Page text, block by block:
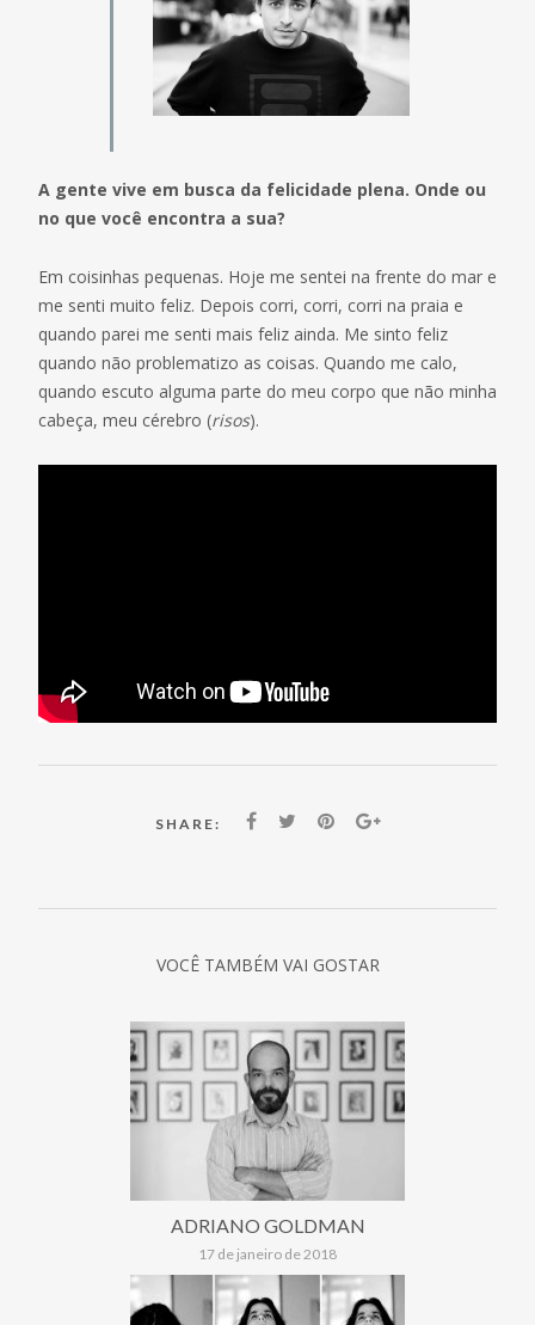
A gente vive em busca da felicidade plena. Onde ou
no que você encontra a sua?
Em coisinhas pequenas. Hoje me sentei na frente do mar e
me senti muito feliz. Depois corri, corri, corri na praia e
quando parei me senti mais feliz ainda. Me sinto feliz
quando não problematizo as coisas. Quando me calo,
quando escuto alguma parte do meu corpo que não minha
cabeça, meu cérebro (risos).
SHARE:
VOCÊ TAMBÉM VAI GOSTAR
ADRIANO GOLDMAN
17 de janeiro de 2018